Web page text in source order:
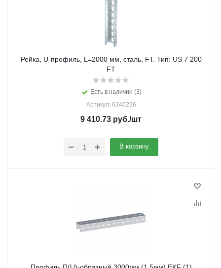
Рейка, U-профиль, L=2000 мм, сталь, FT. Тип: US 7 200
FT
Есть в наличии (3)
Артикул: 6340296
9 410.73 руб./шт
В корзину